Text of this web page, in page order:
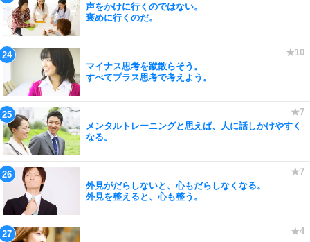
声をかけに行くのではない。
褒めに行くのだ。
マイナス思考を蹴散らそう。
すべてプラス思考で考えよう。
メンタルトレーニングと思えば、人に話しかけやすく
なる。
外見がだらしないと、心もだらしなくなる。
外見を整えると、心も整う。